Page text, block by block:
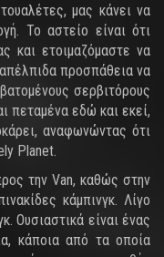
μας κάνει να
Το αστείο είναι ότι
και ετοιμαζόμαστε να
προσπάθεια να
σερβιτόρους
πεταμένα εδώ και εκεί,
αναφωνώντας ότι
Planet.
την Van, καθώς στην
κάμπινγκ. Λίγο
Ουσιαστικά είναι ένας
κάποια από τα οποία